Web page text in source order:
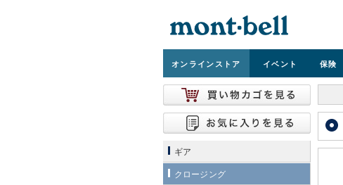
オンラインストア イベント 保険
ギア
クロージング